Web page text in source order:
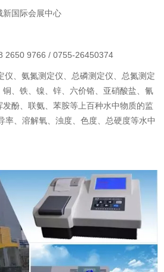
国际会展中心
9766 / 0755-26450374
、氨氮测定仪、总磷测定仪、总氮测定
、铁、镍、锌、六价铬、亚硝酸盐、氰
酚、联氨、苯胺等上百种水中物质的监
率、溶解氧、浊度、色度、总硬度等水中